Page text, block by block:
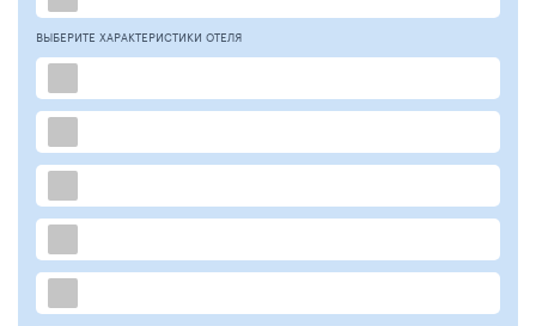
ВЫБЕРИТЕ ХАРАКТЕРИСТИКИ ОТЕЛЯ